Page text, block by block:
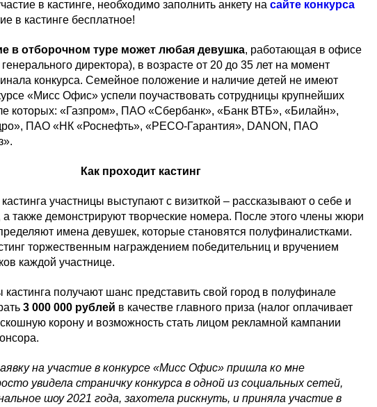
в кастинге, необходимо заполнить анкету на сайте конкурса
в кастинге бесплатное!
в отборочном туре может любая девушка, работающая в офисе
генерального директора), в возрасте от 20 до 35 лет на момент
конкурса. Семейное положение и наличие детей не имеют
«Мисс Офис» успели поучаствовать сотрудницы крупнейших
которых: «Газпром», ПАО «Сбербанк», «Банк ВТБ», «Билайн»,
ПАО «НК «Роснефть», «РЕСО-Гарантия», DANON, ПАО
Как проходит кастинг
участницы выступают с визиткой – рассказывают о себе и
также демонстрируют творческие номера. После этого члены жюри
имена девушек, которые становятся полуфиналистками.
торжественным награждением победительниц и вручением
каждой участнице.
кастинга получают шанс представить свой город в полуфинале
3 000 000 рублей в качестве главного приза (налог оплачивает
корону и возможность стать лицом рекламной кампании
на участие в конкурсе «Мисс Офис» пришла ко мне
увидела страничку конкурса в одной из социальных сетей,
шоу 2021 года, захотела рискнуть, и приняла участие в